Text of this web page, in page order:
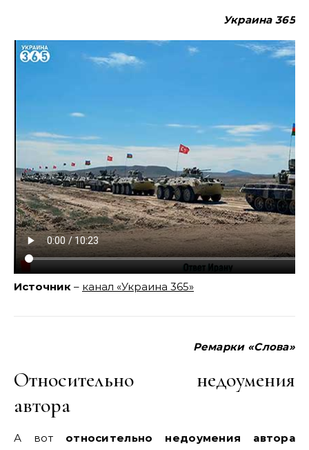
Украина 365
Источник – канал «Украина 365»
Ремарки «Слова»
Относительно недоумения
автора
А вот относительно недоумения автора